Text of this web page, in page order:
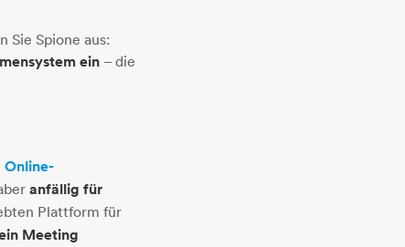
Sie Spione aus:
ein– die
Online-
anfällig für
Plattform für
Meeting